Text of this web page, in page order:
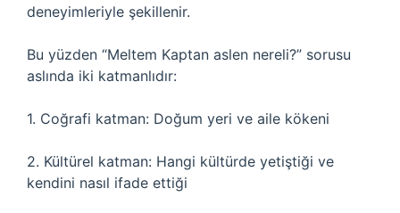
deneyimleriyle şekillenir.
Bu yüzden “Meltem Kaptan aslen nereli?” sorusu
aslında iki katmanlıdır:
1. Coğrafi katman: Doğum yeri ve aile kökeni
2. Kültürel katman: Hangi kültürde yetiştiği ve
kendini nasıl ifade ettiği